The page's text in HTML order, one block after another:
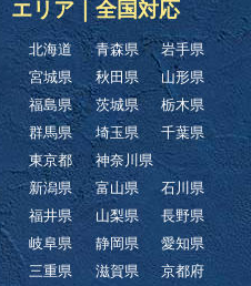
エリア｜全国対応
北海道 青森県
岩手県
宮城県
秋田県
山形県
福島県
茨城県
栃木県
群馬県
埼玉県
千葉県
東京都
神奈川県
新潟県
富山県
石川県
福井県
山梨県
長野県
岐阜県
静岡県
愛知県
三重県
滋賀県
京都府